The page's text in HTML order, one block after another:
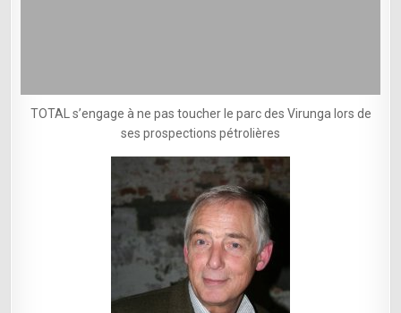
TOTAL s’engage à ne pas toucher le parc des Virunga lors de
ses prospections pétrolières